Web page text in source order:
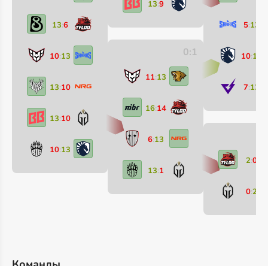
13:6
10:13
13:10
13:10
10:13
13:9
0:1
11:13
16:14
6:13
13:1
5:13
10:13
7:13
2:0
0:2